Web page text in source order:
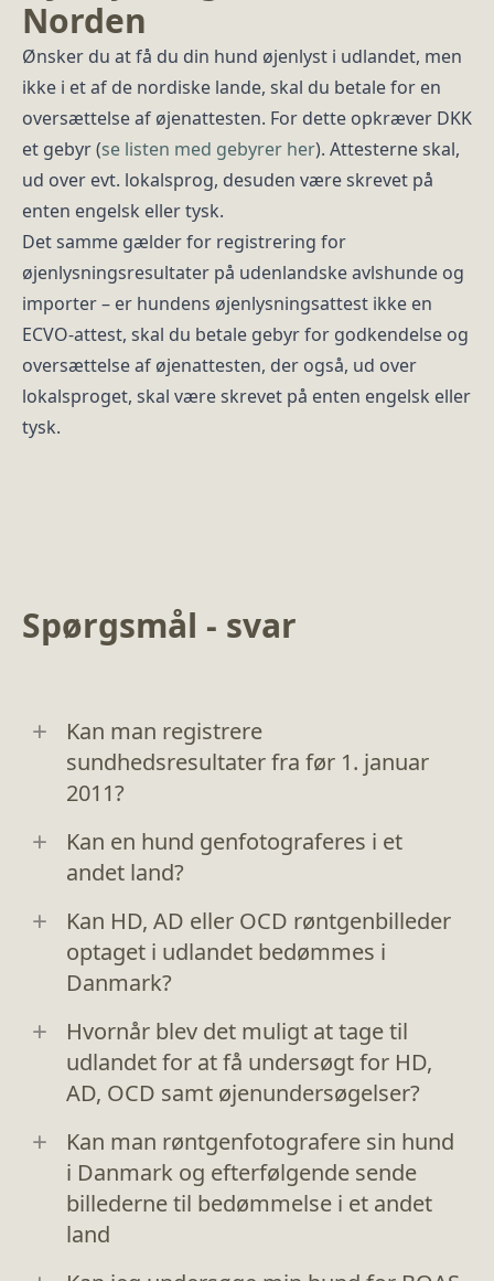
Norden
Ønsker du at få du din hund øjenlyst i udlandet, men
ikke i et af de nordiske lande, skal du betale for en
oversættelse af øjenattesten. For dette opkræver DKK
et gebyr (se listen med gebyrer her). Attesterne skal,
ud over evt. lokalsprog, desuden være skrevet på
enten engelsk eller tysk.
Det samme gælder for registrering for
øjenlysningsresultater på udenlandske avlshunde og
importer – er hundens øjenlysningsattest ikke en
ECVO-attest, skal du betale gebyr for godkendelse og
oversættelse af øjenattesten, der også, ud over
lokalsproget, skal være skrevet på enten engelsk eller
tysk.
Spørgsmål - svar
Kan man registrere
sundhedsresultater fra før 1. januar
2011?
Kan en hund genfotograferes i et
andet land?
Kan HD, AD eller OCD røntgenbilleder
optaget i udlandet bedømmes i
Danmark?
Hvornår blev det muligt at tage til
udlandet for at få undersøgt for HD,
AD, OCD samt øjenundersøgelser?
Kan man røntgenfotografere sin hund
i Danmark og efterfølgende sende
billederne til bedømmelse i et andet
land